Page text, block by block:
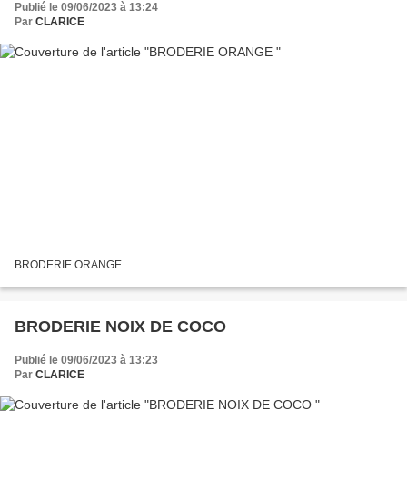
Publié le 09/06/2023 à 13:24
Par CLARICE
BRODERIE ORANGE
BRODERIE NOIX DE COCO
Publié le 09/06/2023 à 13:23
Par CLARICE